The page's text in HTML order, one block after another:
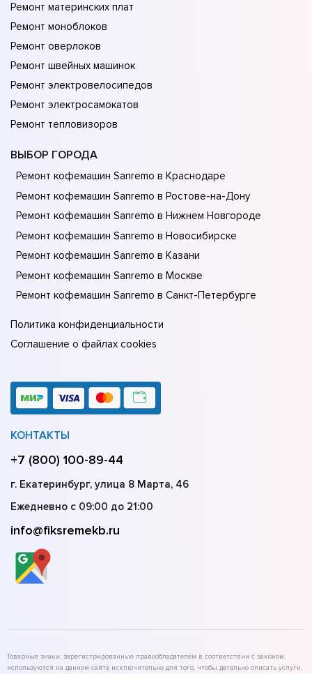
Ремонт материнских плат
Ремонт моноблоков
Ремонт оверлоков
Ремонт швейных машинок
Ремонт электровелосипедов
Ремонт электросамокатов
Ремонт тепловизоров
ВЫБОР ГОРОДА
Ремонт кофемашин Sanremo в Краснодаре
Ремонт кофемашин Sanremo в Ростове-на-Донy
Ремонт кофемашин Sanremo в Нижнем Новгороде
Ремонт кофемашин Sanremo в Новосибирске
Ремонт кофемашин Sanremo в Казани
Ремонт кофемашин Sanremo в Москве
Ремонт кофемашин Sanremo в Санкт-Петербурге
Политика конфиденциальности
Соглашение о файлах cookies
КОНТАКТЫ
+7 (800) 100-89-44
г. Екатеринбург, улица 8 Марта, 46
Ежедневно с 09:00 до 21:00
info@fiksremekb.ru
Товарные знаки, зарегистрированные правообладателем в соответствии с законом,
используются на данном сайте исключительно для того, чтобы детально описать услуги,